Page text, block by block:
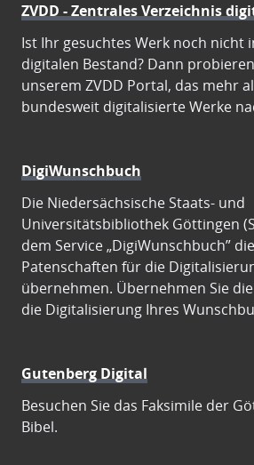
ZVDD - Zentrales Verzeichnis
Ist Ihr gesuchtes Werk noch nicht
digitalen Bestand? Dann
unserem ZVDD Portal, das mehr
bundesweit digitalisierte Werke
DigiWunschbuch
Die Niedersächsische Staats- und
Universitätsbibliothek Göttingen
dem Service „DigiWunschbuch”
Patenschaften für die
übernehmen. Übernehmen Sie
die Digitalisierung Ihres
Gutenberg Digital
Besuchen Sie das Faksimile der
Bibel.